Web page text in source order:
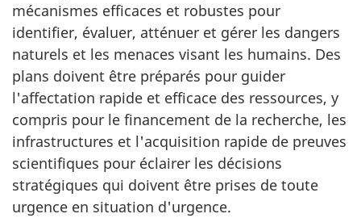
mécanismes efficaces et robustes pour
identifier, évaluer, atténuer et gérer les dangers
naturels et les menaces visant les humains. Des
plans doivent être préparés pour guider
l'affectation rapide et efficace des ressources, y
compris pour le financement de la recherche, les
infrastructures et l'acquisition rapide de preuves
scientifiques pour éclairer les décisions
stratégiques qui doivent être prises de toute
urgence en situation d'urgence.